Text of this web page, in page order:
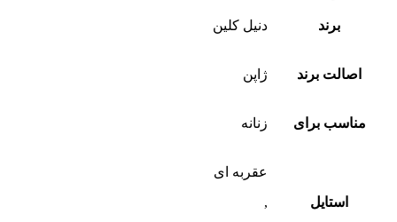
برند دنیل کلین
اصالت برند ژاپن
مناسب برای زنانه
استایل
عقربه ای
,